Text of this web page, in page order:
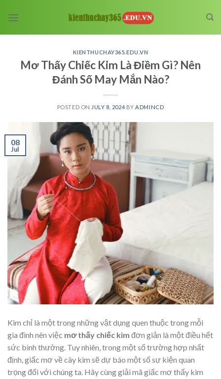
KIENTHUCHAY365.EDU.VN
Mơ Thấy Chiếc Kim Là Điềm Gì? Nên
Đánh Số May Mắn Nào?
POSTED ON JULY 8, 2024 BY ADMINCD
08
Jul
Kim chỉ là một trong những vật dụng quen thuộc trong mỗi
gia đình nên việc mơ thấy chiếc kim đơn giản là một điều hết
sức bình thường. Tuy nhiên, trong một số trường hợp nhất
định, giấc mơ về cây kim sẽ dự báo một số sự kiện quan
trọng đối với chúng ta. Hãy cùng giải mã giấc mơ thấy kim